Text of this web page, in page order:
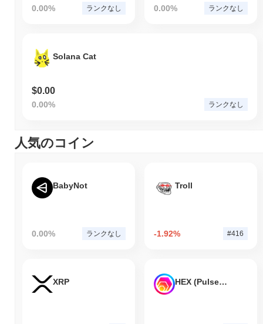
0.00% ランクなし 0.00% ランクなし
Solana Cat
$0.00
0.00% ランクなし
人気のコイン
BabyNot
0.00% ランクなし
Troll
-1.92% #416
XRP HEX (Pulsechain)